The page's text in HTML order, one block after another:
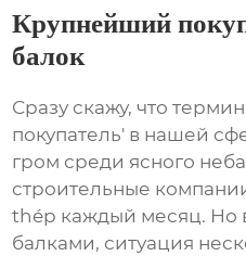
Крупнейший
балок
Сразу скажу, что
покупатель' в нашей
гром среди ясного
строительные
thép каждый месяц. Но
балками, ситуация